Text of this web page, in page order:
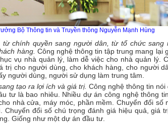
Bộ Thông tin và Truyền thông Nguyễn Mạnh Hùng
từ chính quyền sang người dân, từ tổ chức sang
hàng. Công nghệ thông tin tập trung mang lại
vụ nhà quản lý, làm dễ việc cho nhà quản lý.
trị cho người dùng, cho khách hàng, cho người
người dùng, người sử dụng làm trung tâm.
tạo ra lợi ích và giá trị. Công nghệ thông tin nói
tư là bao nhiêu. Nhiều dự án công nghệ thông
nhà cửa, máy móc, phần mềm. Chuyển đổi số
Chuyển đổi số chú trọng đánh giá hiệu quả, giá
Giống như một dự án đầu tư.